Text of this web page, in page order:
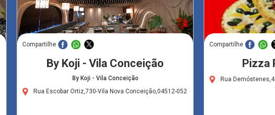
Compartilhe
By Koji - Vila Conceição
By Koji - Vila Conceição
Rua Escobar Ortiz,730-Vila Nova Conceição,04512-052
Compartilhe
Pizza
Rua